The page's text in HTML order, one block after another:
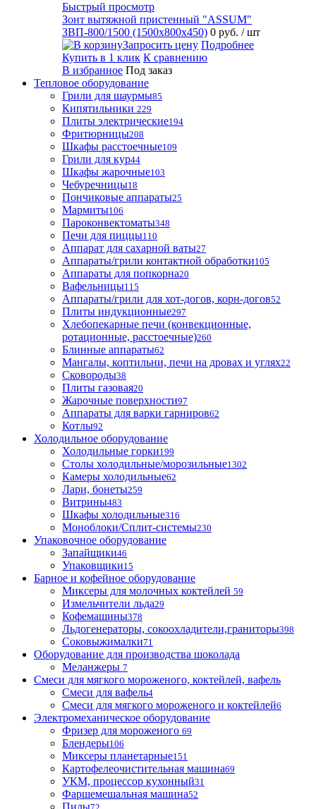
Быстрый просмотр
Зонт вытяжной пристенный "ASSUM"
ЗВП-800/1500 (1500х800х450) 0 руб. / шт
Запросить цену Подробнее
Купить в 1 клик К сравнению
В избранное Под заказ
Тепловое оборудование
Грили для шаурмы85
Кипятильники 229
Плиты электрические194
Фритюрницы208
Шкафы расстоечные109
Грили для кур44
Шкафы жарочные103
Чебуречницы18
Пончиковые аппараты25
Мармиты106
Пароконвектоматы348
Печи для пиццы110
Аппарат для сахарной ваты27
Аппараты/грили контактной обработки105
Аппараты для попкорна20
Вафельницы115
Аппараты/грили для хот-догов, корн-догов52
Плиты индукционные297
Хлебопекарные печи (конвекционные,
ротационные, расстоечные)260
Блинные аппараты62
Мангалы, коптильни, печи на дровах и углях22
Сковороды38
Плиты газовая20
Жарочные поверхности97
Аппараты для варки гарниров62
Котлы92
Холодильное оборудование
Холодильные горки199
Столы холодильные/морозильные1302
Камеры холодильные62
Лари, бонеты259
Витрины483
Шкафы холодильные316
Моноблоки/Сплит-системы230
Упаковочное оборудование
Запайщики46
Упаковщики15
Барное и кофейное оборудование
Миксеры для молочных коктейлей 59
Измельчители льда29
Кофемашины378
Льдогенераторы, сокоохладители,граниторы398
Соковыжималки71
Оборудование для производства шоколада
Меланжеры 7
Смеси для мягкого мороженого, коктейлей, вафель
Смеси для вафель4
Смеси для мягкого мороженого и коктейлей6
Электромеханическое оборудование
Фризер для мороженого 69
Блендеры106
Миксеры планетарные151
Картофелеочистительная машина69
УКМ, процессор кухонный31
Фаршемешальная машина52
Пилы